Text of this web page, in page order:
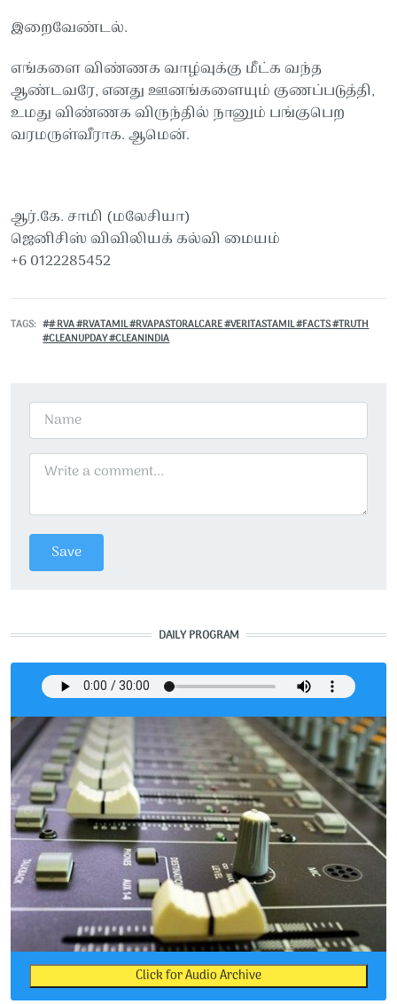
இறைவேண்டல்.
எங்களை விண்ணக வாழ்வுக்கு மீட்க வந்த
ஆண்டவரே, எனது ஊனங்களையும் குணப்படுத்தி,
உமது விண்ணக விருந்தில் நானும் பங்குபெற
வரமருள்வீராக. ஆமென்.
ஆர்.கே. சாமி (மலேசியா)
ஜெனிசிஸ் விவிலியக் கல்வி மையம்
+6 0122285452
TAGS
# RVA #RVATAMIL #RVAPASTORALCARE #VERITASTAMIL #FACTS #TRUTH
#CLEANUPDAY #CLEANINDIA
DAILY PROGRAM
Click for Audio Archive